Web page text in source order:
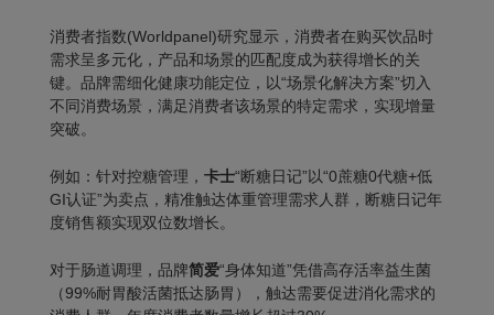
消费者指数(Worldpanel)研究显示，消费者在购买饮品时
需求呈多元化， 产品和场景的匹配度成为获得增长的关
键。品牌需细化健康功能定位，以“场景化解决方案”切入
不同消费场景，满足消费者该场景的特定需求，实现增量
突破。
例如：针对控糖管理， 卡士“断糖日记”以“0蔗糖0代糖+低
GI认证”为卖点，精准触达体重管理需求人群，断糖日记年
度销售额实现双位数增长。
对于肠道调理，品牌简爱“身体知道”凭借高存活率益生菌
（99%耐胃酸活菌抵达肠胃），触达需要促进消化需求的